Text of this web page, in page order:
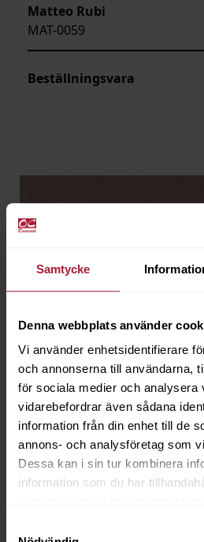
Samtycke
Denna webbplats använder
Vi använder enhetsidentifierare
och annonserna till användarna,
för sociala medier och analysera
vidarebefordrar även sådana
information från din enhet till de
annons- och analysföretag som
Dessa kan i sin tur kombinera
information som du har
Matteo Rubi
MAT-0059
Beställningsvara